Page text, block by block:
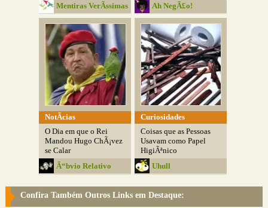
Mentiras VerÃ­ssimas Ah NegÃ£o!
NotÃ­cias
O Dia em que o Rei
Mandou Hugo ChÃ¡vez
se Calar
Ã“bvio Relativo
Curiosidades
Coisas que as Pessoas
Usavam como Papel
HigiÃªnico
Uhull
Confira Também Outros Links em Destaque: